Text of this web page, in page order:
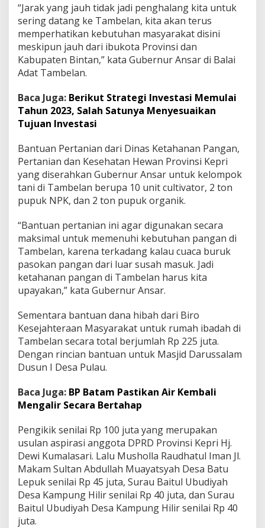
a
n
t
u
a
n
r
a
a
n
a
n
H
b
h
R
u
m
a
h
b
a
d
a
h
“Jarak yang jauh tidak jadi penghalang kita untuk
sering datang ke Tambelan, kita akan terus
memperhatikan kebutuhan masyarakat disini
meskipun jauh dari ibukota Provinsi dan
Kabupaten Bintan,” kata Gubernur Ansar di Balai
Adat Tambelan.
Baca Juga: Berikut Strategi Investasi Memulai
Tahun 2023, Salah Satunya Menyesuaikan
Tujuan Investasi
Bantuan Pertanian dari Dinas Ketahanan Pangan,
Pertanian dan Kesehatan Hewan Provinsi Kepri
yang diserahkan Gubernur Ansar untuk kelompok
tani di Tambelan berupa 10 unit cultivator, 2 ton
pupuk NPK, dan 2 ton pupuk organik.
“Bantuan pertanian ini agar digunakan secara
maksimal untuk memenuhi kebutuhan pangan di
Tambelan, karena terkadang kalau cuaca buruk
pasokan pangan dari luar susah masuk. Jadi
ketahanan pangan di Tambelan harus kita
upayakan,” kata Gubernur Ansar.
Sementara bantuan dana hibah dari Biro
Kesejahteraan Masyarakat untuk rumah ibadah di
Tambelan secara total berjumlah Rp 225 juta.
Dengan rincian bantuan untuk Masjid Darussalam
Dusun I Desa Pulau.
Baca Juga: BP Batam Pastikan Air Kembali
Mengalir Secara Bertahap
Pengikik senilai Rp 100 juta yang merupakan
usulan aspirasi anggota DPRD Provinsi Kepri Hj.
Dewi Kumalasari. Lalu Musholla Raudhatul Iman Jl.
Makam Sultan Abdullah Muayatsyah Desa Batu
Lepuk senilai Rp 45 juta, Surau Baitul Ubudiyah
Desa Kampung Hilir senilai Rp 40 juta, dan Surau
Baitul Ubudiyah Desa Kampung Hilir senilai Rp 40
juta.